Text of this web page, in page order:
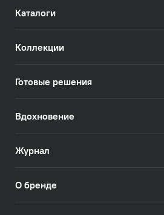
Каталоги
Коллекции
Готовые решения
Вдохновение
Журнал
О бренде